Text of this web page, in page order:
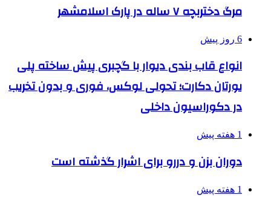
مرگ دختربچه ۷ ساله در پارک اسلامشهر
6 روز پیش
انواع قاب بندی دیوار با گچبری پیش ساخته پلی
یورتان دکارت؛ تحولی لوکس، فوری و بدون تخریب
در دکوراسیون داخلی
1 هفته پیش
دوران بزن و دررو برای اشرار گذشته است
1 هفته پیش